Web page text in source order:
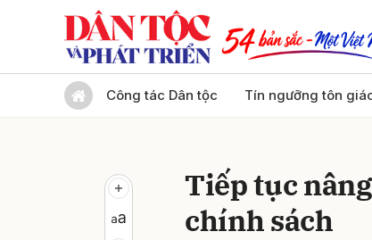
Công tác Dân tộc Tín ngưỡng tôn
Tiếp tục
chính sách